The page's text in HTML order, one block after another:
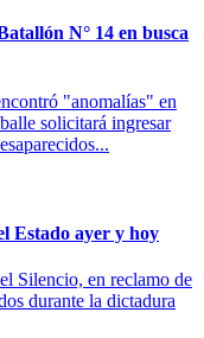
N° 14 en busca
"anomalías" en
solicitará ingresar
Estado ayer y hoy
Silencio, en reclamo de
durante la dictadura